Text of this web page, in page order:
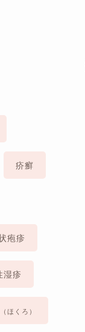
疥癬
疱疹
湿疹
（ほくろ）